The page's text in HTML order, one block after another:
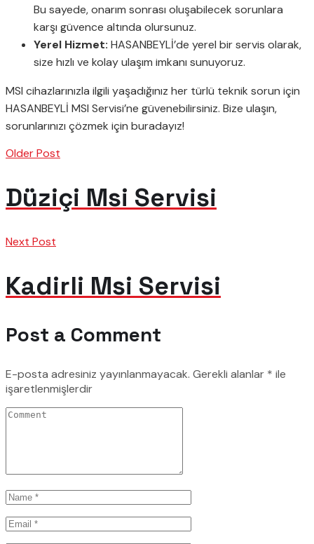
Bu sayede, onarım sonrası oluşabilecek sorunlara
karşı güvence altında olursunuz.
Yerel Hizmet: HASANBEYLİ’de yerel bir servis olarak,
size hızlı ve kolay ulaşım imkanı sunuyoruz.
MSI cihazlarınızla ilgili yaşadığınız her türlü teknik sorun için
HASANBEYLİ MSI Servisi’ne güvenebilirsiniz. Bize ulaşın,
sorunlarınızı çözmek için buradayız!
Older Post
Düziçi Msi Servisi
Next Post
Kadirli Msi Servisi
Post a Comment
E-posta adresiniz yayınlanmayacak. Gerekli alanlar * ile
işaretlenmişlerdir